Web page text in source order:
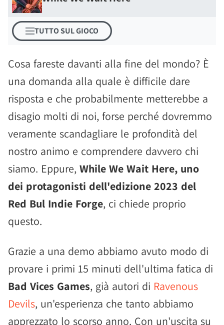
TUTTO SUL GIOCO
Cosa fareste davanti alla fine del mondo? È
una domanda alla quale è difficile dare
risposta e che probabilmente metterebbe a
disagio molti di noi, forse perché dovremmo
veramente scandagliare le profondità del
nostro animo e comprendere davvero chi
siamo. Eppure, While We Wait Here, uno
dei protagonisti dell'edizione 2023 del
Red Bul Indie Forge, ci chiede proprio
questo.
Grazie a una demo abbiamo avuto modo di
provare i primi 15 minuti dell'ultima fatica di
Bad Vices Games, già autori di Ravenous
Devils, un'esperienza che tanto abbiamo
apprezzato lo scorso anno. Con un'uscita su